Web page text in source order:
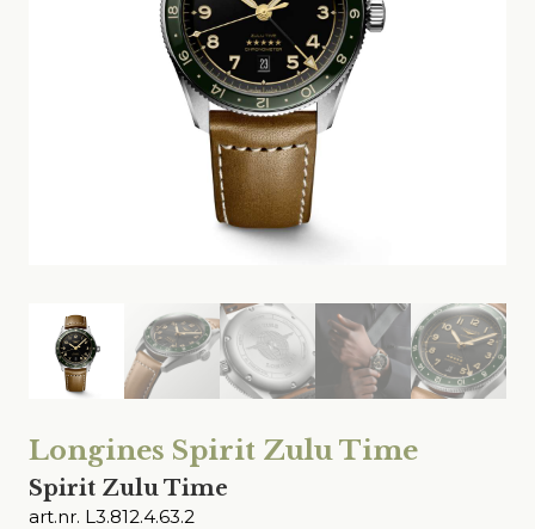
Longines Spirit Zulu Time
Spirit Zulu Time
art.nr. L3.812.4.63.2